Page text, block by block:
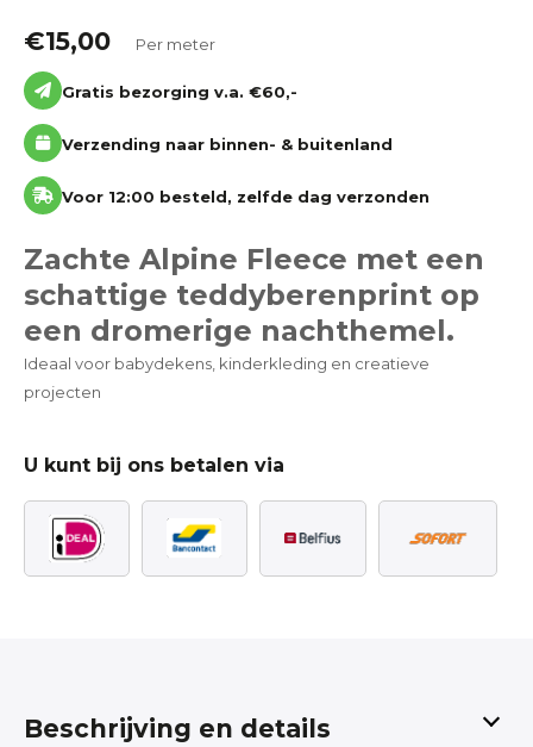
€15,00 Per meter
Gratis bezorging v.a. €60,-
Verzending naar binnen- & buitenland
Voor 12:00 besteld, zelfde dag verzonden
Zachte Alpine Fleece met een
schattige teddyberenprint op
een dromerige nachthemel.
Ideaal voor babydekens, kinderkleding en creatieve
projecten
U kunt bij ons betalen via
Beschrijving en details